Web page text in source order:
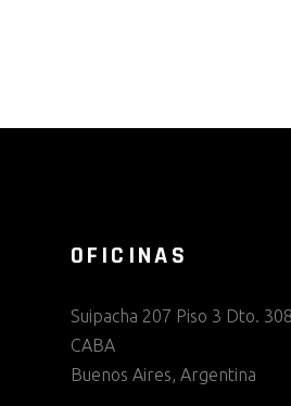
OFICINAS
Suipacha 207 Piso 3 Dto. 308
CABA
Buenos Aires, Argentina